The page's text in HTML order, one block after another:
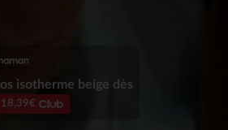
Sweat dès
5,99€ 2,99€